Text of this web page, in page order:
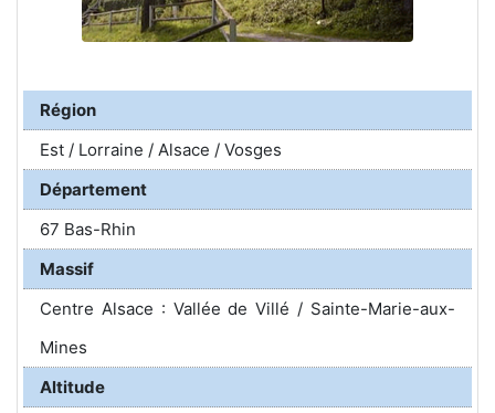
Région
Est / Lorraine / Alsace / Vosges
Département
67 Bas-Rhin
Massif
Centre Alsace : Vallée de Villé / Sainte-Marie-aux-
Mines
Altitude